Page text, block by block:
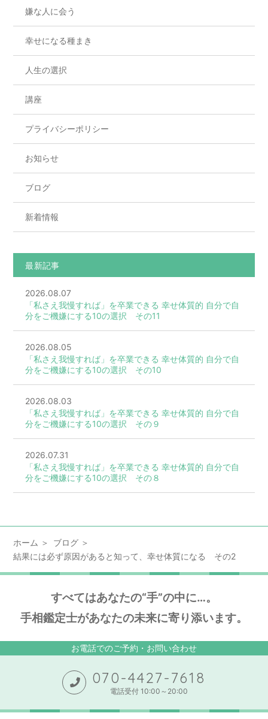
嫌な人に会う
幸せになる種まき
人生の選択
講座
プライバシーポリシー
お知らせ
ブログ
新着情報
最新記事
2026.08.07
「私さえ我慢すれば」を卒業できる 幸せ体質的 自分で自
分をご機嫌にする10の選択 その11
2026.08.05
「私さえ我慢すれば」を卒業できる 幸せ体質的 自分で自
分をご機嫌にする10の選択 その10
2026.08.03
「私さえ我慢すれば」を卒業できる 幸せ体質的 自分で自
分をご機嫌にする10の選択 その９
2026.07.31
「私さえ我慢すれば」を卒業できる 幸せ体質的 自分で自
分をご機嫌にする10の選択 その８
ホーム
ブログ
結果には必ず原因があると知って、幸せ体質になる その2
すべてはあなたの“手”の中に…。
手相鑑定士があなたの未来に寄り添います。
お電話でのご予約・お問い合わせ
070-4427-7618
電話受付 10:00～20:00